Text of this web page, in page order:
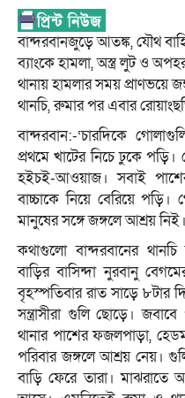
বান্দরবানজুড়ে আতঙ্ক, যৌথ
ব্যাংকে হামলা, অস্ত্র লুট ও
থানায় হামলার সময় প্রাণভয়ে
থানচি, রুমার পর এবার
বান্দরবান:-‘চারদিকে
প্রথমে খাটের নিচে ঢুকে
হইচই-আওয়াজ। সবাই
বাচ্চাকে নিয়ে বেরিয়ে
মানুষের সঙ্গে জঙ্গলে আশ্রয়
কথাগুলো বান্দরবানের
বাড়ির বাসিন্দা নুরবানু
বৃহস্পতিবার রাত সাড়ে ৮টার
সন্ত্রাসীরা গুলি ছোড়ে।
থানার পাশের ফজলপাড়া,
পরিবার জঙ্গলে আশ্রয় নেয়।
বাড়ি ফেরে তারা।